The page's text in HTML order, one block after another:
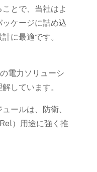
とで、当社はよ
ケージに詰め込
に最適です。
電力ソリューシ
しています。
ールは、防衛、
）用途に強く推